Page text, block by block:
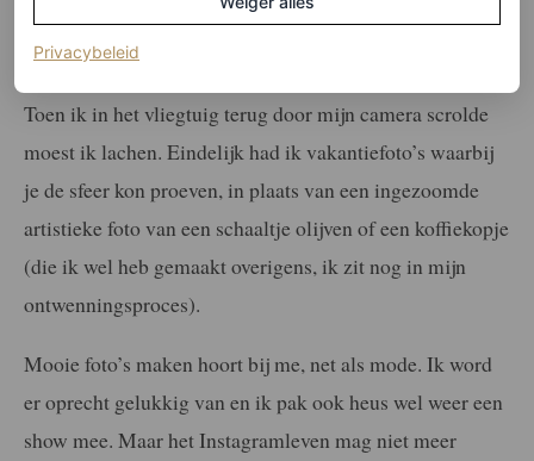
Toen ik in het vliegtuig terug door mijn camera scrolde
moest ik lachen. Eindelijk had ik vakantiefoto’s waarbij
je de sfeer kon proeven, in plaats van een ingezoomde
artistieke foto van een schaaltje olijven of een koffiekopje
(die ik wel heb gemaakt overigens, ik zit nog in mijn
ontwenningsproces).
Mooie foto’s maken hoort bij me, net als mode. Ik word
er oprecht gelukkig van en ik pak ook heus wel weer een
show mee. Maar het Instagramleven mag niet meer
Privacybeleid